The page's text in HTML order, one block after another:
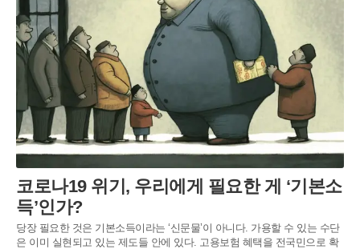
코로나19 위기, 우리에게 필요한 게 ‘기본소
득’인가?
당장 필요한 것은 기본소득이라는 ‘신문물’이 아니다. 가용할 수 있는 수단
은 이미 실현되고 있는 제도들 안에 있다. 고용보험 혜택을 전국민으로 확